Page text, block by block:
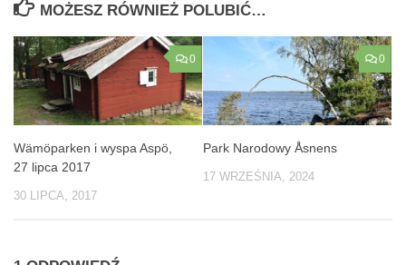
MOŻESZ RÓWNIEŻ POLUBIĆ…
0
Wämöparken i wyspa Aspö,
27 lipca 2017
30 LIPCA, 2017
0
Park Narodowy Åsnens
17 WRZEŚNIA, 2024